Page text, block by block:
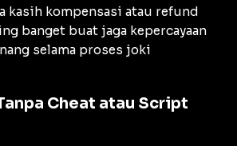
kasih kompensasi atau refund
banget buat jaga kepercayaan
selama proses joki
Cheat atau Script